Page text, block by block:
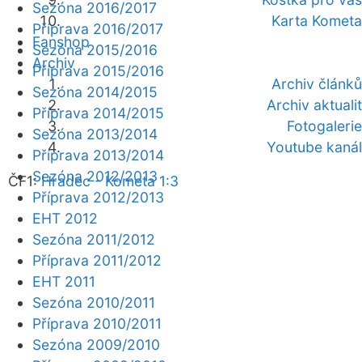
Karta Kometa
Fanshop
Archiv
Archiv článků
Archiv aktualit
Fotogalerie
Youtube kanál
ČF1:Hradec - Kometa 1:3
Sezóna 2016/2017
Příprava 2016/2017
Sezóna 2015/2016
Příprava 2015/2016
Sezóna 2014/2015
Příprava 2014/2015
Sezóna 2013/2014
Příprava 2013/2014
Sezóna 2012/2013
Příprava 2012/2013
EHT 2012
Sezóna 2011/2012
Příprava 2011/2012
EHT 2011
Sezóna 2010/2011
Příprava 2010/2011
Sezóna 2009/2010